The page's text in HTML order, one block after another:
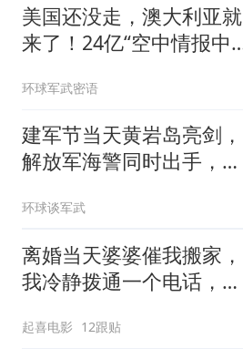
美国还没走，澳大利亚就
来了！24亿“空中情报中
环球军武密语
建军节当天黄岩岛亮剑，
解放军海警同时出手，菲
环球谈军武
离婚当天婆婆催我搬家，
我冷静拨通一个电话，全
起喜电影 12跟贴